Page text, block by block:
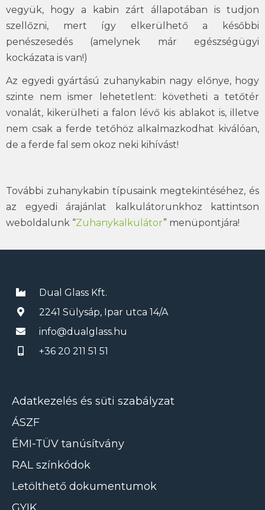
vegyük, hogy a kabin zárt állapotában is tudjon
szellőzni, mert így elkerülhető a későbbi
penészesedés (amelynek már egészségügyi
kockázata is van!)
Az egyedi gyártású zuhanykabin nagy előnye, hogy
szinte nem ismer lehetetlent: követheti a tetőtér
vonalát, kikerülheti a falon lévő kis ablakot is, illetve
nem csak a ferde tetőhöz alkalmazkodhat kiválóan,
de a ferde fal sem okoz neki kihívást!
További zuhanykabin típusaink megtekintéséhez, és
az egyedi árajánlat kalkulátorunkhoz kattintson
weboldalunk “Zuhanykalkulátor” menüpontjára!
Dual Glass Kft.
2241 Sülysáp, Ipar utca 14/A
info@dualglass.hu
+36 20 211 51 51
Adatkezelés és süti szabályzat
ÁSZF
ÉMI-TÜV tanúsítvány
RAL színkódok
Letölthető dokumentumok